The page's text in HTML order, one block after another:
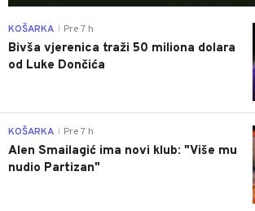
KOŠARKA Pre 7 h
Bivša vjerenica traži 50 miliona dolara
od Luke Dončića
KOŠARKA Pre 7 h
Alen Smailagić ima novi klub: "Više mu
nudio Partizan"